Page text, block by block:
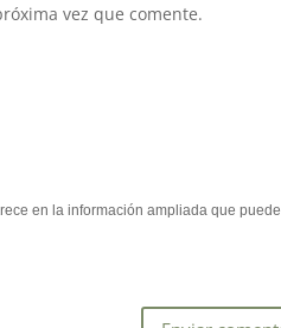
vez que comente.
en la información ampliada que puede